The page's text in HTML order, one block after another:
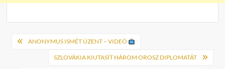
Bejegyzés
navigáció
ANONYMUS ISMÉT ÜZENT – VIDEÓ
SZLOVÁKIA KIUTASÍT HÁROM OROSZ DIPLOMATÁT